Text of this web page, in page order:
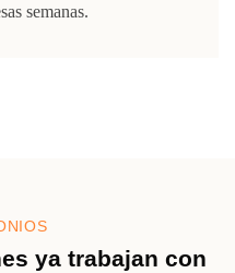
semanas.
ya trabajan con